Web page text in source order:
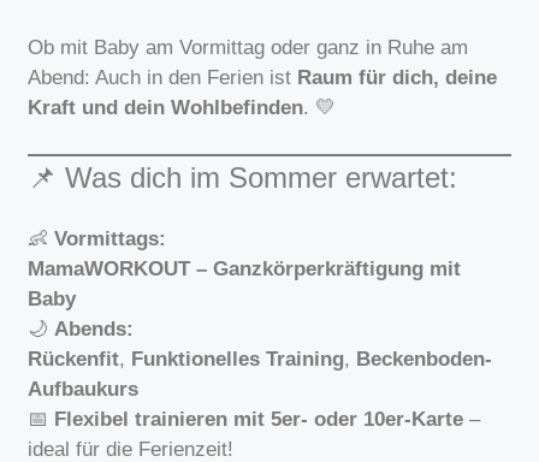
Ob mit Baby am Vormittag oder ganz in Ruhe am
Abend: Auch in den Ferien ist Raum für dich, deine
Kraft und dein Wohlbefinden. 💛
📌 Was dich im Sommer erwartet:
👶Vormittags:
MamaWORKOUT – Ganzkörperkräftigung mit
Baby
🌙 Abends:
Rückenfit, Funktionelles Training, Beckenboden-
Aufbaukurs
📅 Flexibel trainieren mit 5er- oder 10er-Karte –
ideal für die Ferienzeit!